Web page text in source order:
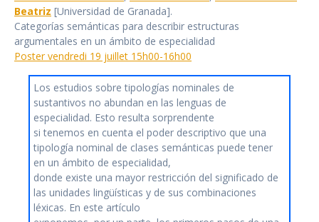
Beatriz [Universidad de Granada].
Categorías semánticas para describir estructuras
argumentales en un ámbito de especialidad
Poster vendredi 19 juillet 15h00-16h00
Los estudios sobre tipologías nominales de
sustantivos no abundan en las lenguas de
especialidad. Esto resulta sorprendente
si tenemos en cuenta el poder descriptivo que una
tipología nominal de clases semánticas puede tener
en un ámbito de especialidad,
donde existe una mayor restricción del significado de
las unidades lingüísticas y de sus combinaciones
léxicas. En este artículo